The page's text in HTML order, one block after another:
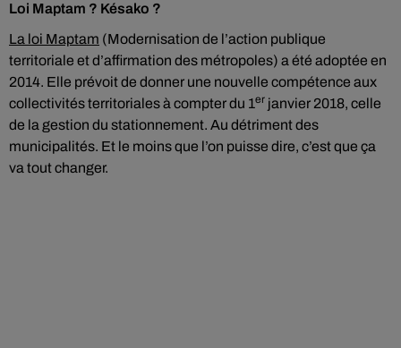
Loi Maptam ? Késako ?
La loi Maptam (Modernisation de l’action publique
territoriale et d’affirmation des métropoles) a été adoptée en
2014. Elle prévoit de donner une nouvelle compétence aux
collectivités territoriales à compter du 1er janvier 2018, celle
de la gestion du stationnement. Au détriment des
municipalités. Et le moins que l’on puisse dire, c’est que ça
va tout changer.